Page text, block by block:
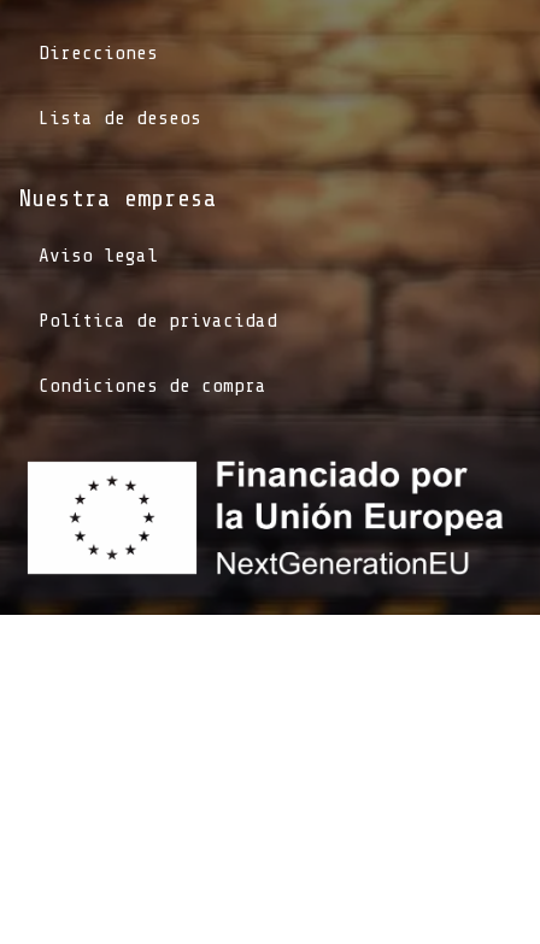
Direcciones
Lista de deseos
Nuestra empresa
Aviso legal
Política de privacidad
Condiciones de compra